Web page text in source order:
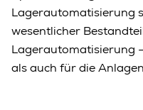
Lagerautomatisierung
wesentlicher
Lagerautomatisierung
als auch für die